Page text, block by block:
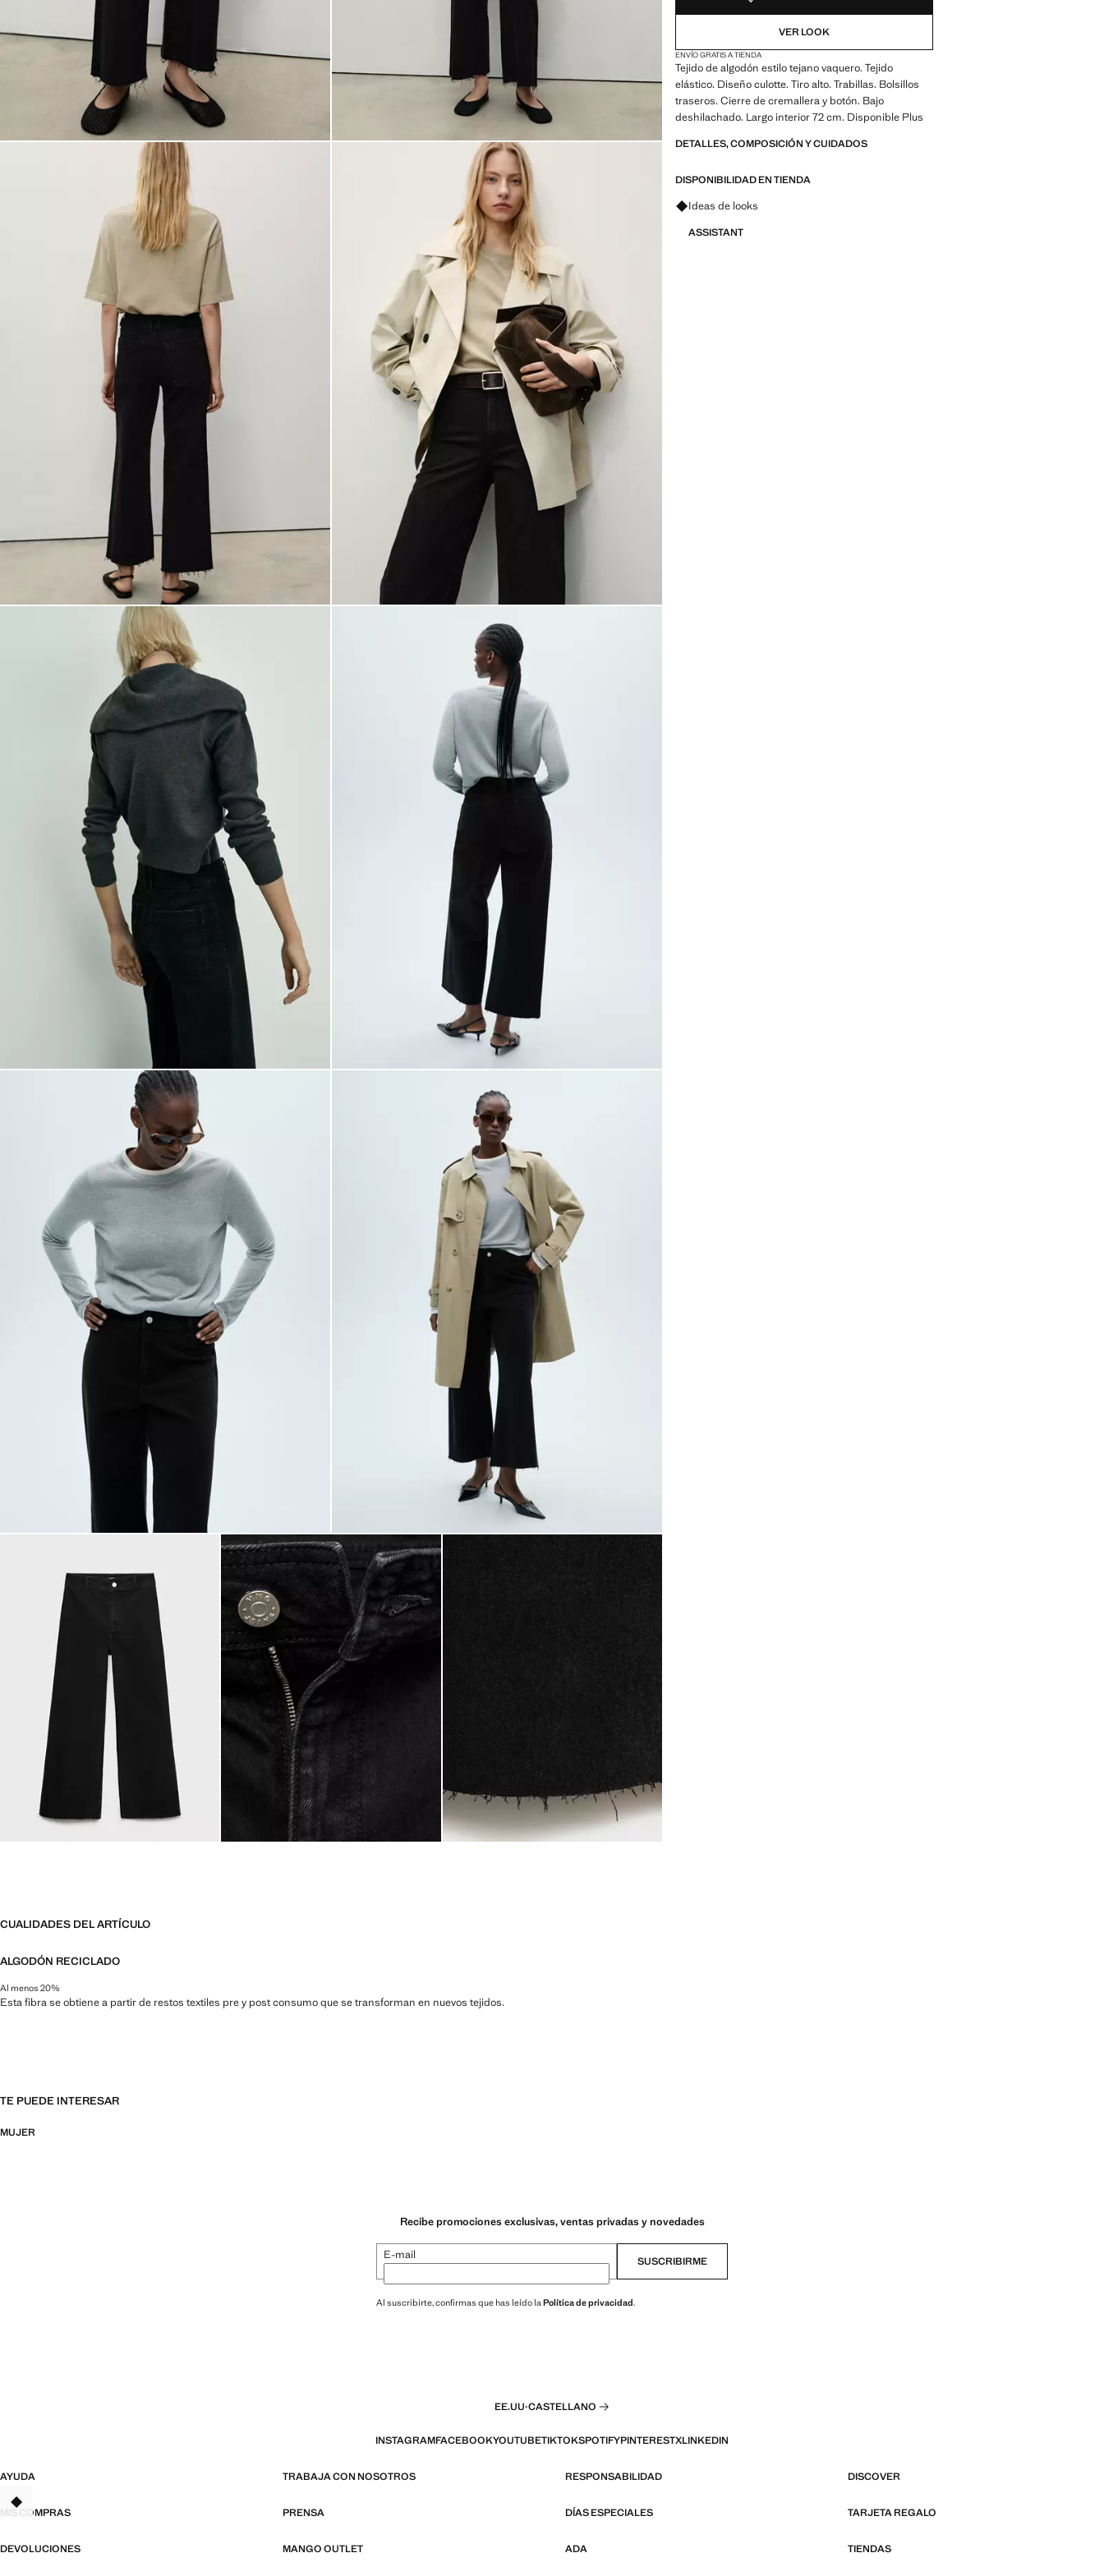
VER LOOK
ENVÍO GRATIS A TIENDA
Tejido de algodón estilo tejano vaquero. Tejido
elástico. Diseño culotte. Tiro alto. Trabillas. Bolsillos
traseros. Cierre de cremallera y botón. Bajo
deshilachado. Largo interior 72 cm. Disponible Plus
DETALLES, COMPOSICIÓN Y CUIDADOS
DISPONIBILIDAD EN TIENDA
Pregunta por looks, prendas y tendencias
Ideas de looks
ASSISTANT
CUALIDADES DEL ARTÍCULO
ALGODÓN RECICLADO
Al menos 20%
Esta fibra se obtiene a partir de restos textiles pre y post consumo que se transforman en nuevos tejidos.
TE PUEDE INTERESAR
MUJER
Recibe promociones exclusivas, ventas privadas y novedades
E-mail SUSCRIBIRME
Al suscribirte, confirmas que has leído laPolítica de privacidad.
EE.UU·CASTELLANO
INSTAGRAMFACEBOOKYOUTUBETIKTOKSPOTIFYPINTERESTXLINKEDIN
AYUDA TRABAJA CON NOSOTROS RESPONSABILIDAD DISCOVER
MIS COMPRAS PRENSA DÍAS ESPECIALES TARJETA REGALO
DEVOLUCIONES MANGO OUTLET ADA TIENDAS